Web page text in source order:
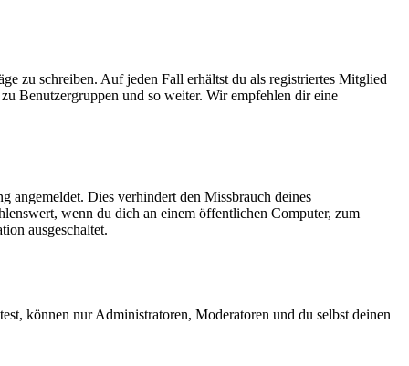
zu schreiben. Auf jeden Fall erhältst du als registriertes Mitglied
Benutzergruppen und so weiter. Wir empfehlen dir eine
angemeldet. Dies verhindert den Missbrauch deines
wenn du dich an einem öffentlichen Computer, zum
ausgeschaltet.
können nur Administratoren, Moderatoren und du selbst deinen